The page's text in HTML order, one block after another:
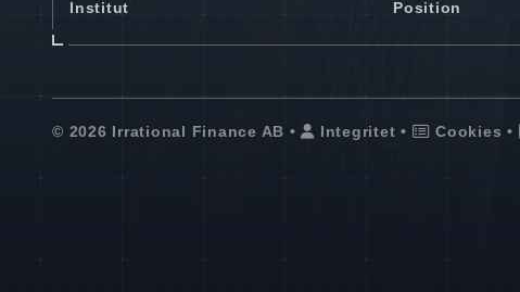
Institut Position
© 2026 Irrational Finance AB • Integritet • Cookies •